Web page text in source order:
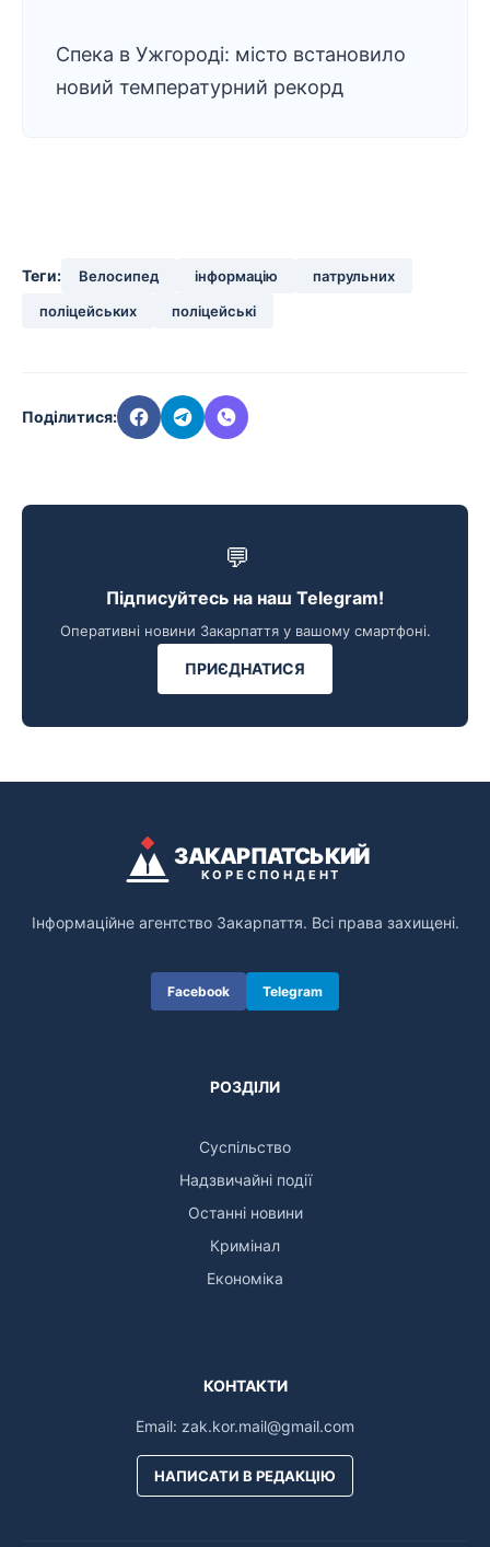
Спека в Ужгороді: місто встановило
новий температурний рекорд
Теги: Велосипед інформацію
патрульних
поліцейських
поліцейські
Поділитися:
💬
Підписуйтесь на наш Telegram!
Оперативні новини Закарпаття у вашому смартфоні.
ПРИЄДНАТИСЯ
ЗАКАРПАТСЬКИЙ
КОРЕСПОНДЕНТ
Інформаційне агентство Закарпаття. Всі права захищені.
Facebook Telegram
РОЗДІЛИ
Суспільство
Надзвичайні події
Останні новини
Кримінал
Економіка
КОНТАКТИ
Email: zak.kor.mail@gmail.com
НАПИСАТИ В РЕДАКЦІЮ